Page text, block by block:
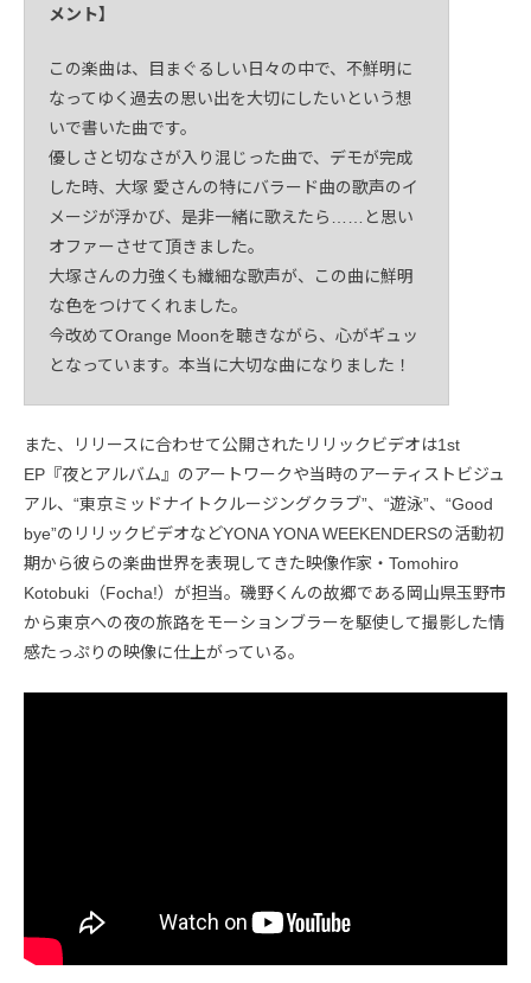
メント】
この楽曲は、目まぐるしい日々の中で、不鮮明に
なってゆく過去の思い出を大切にしたいという想
いで書いた曲です。
優しさと切なさが入り混じった曲で、デモが完成
した時、大塚 愛さんの特にバラード曲の歌声のイ
メージが浮かび、是非一緒に歌えたら……と思い
オファーさせて頂きました。
大塚さんの力強くも繊細な歌声が、この曲に鮮明
な色をつけてくれました。
今改めてOrange Moonを聴きながら、心がギュッ
となっています。本当に大切な曲になりました！
また、リリースに合わせて公開されたリリックビデオは1st
EP『夜とアルバム』のアートワークや当時のアーティストビジュ
アル、“東京ミッドナイトクルージングクラブ”、“遊泳”、“Good
bye”のリリックビデオなどYONA YONA WEEKENDERSの活動初
期から彼らの楽曲世界を表現してきた映像作家・Tomohiro
Kotobuki（Focha!）が担当。磯野くんの故郷である岡山県玉野市
から東京への夜の旅路をモーションブラーを駆使して撮影した情
感たっぷりの映像に仕上がっている。